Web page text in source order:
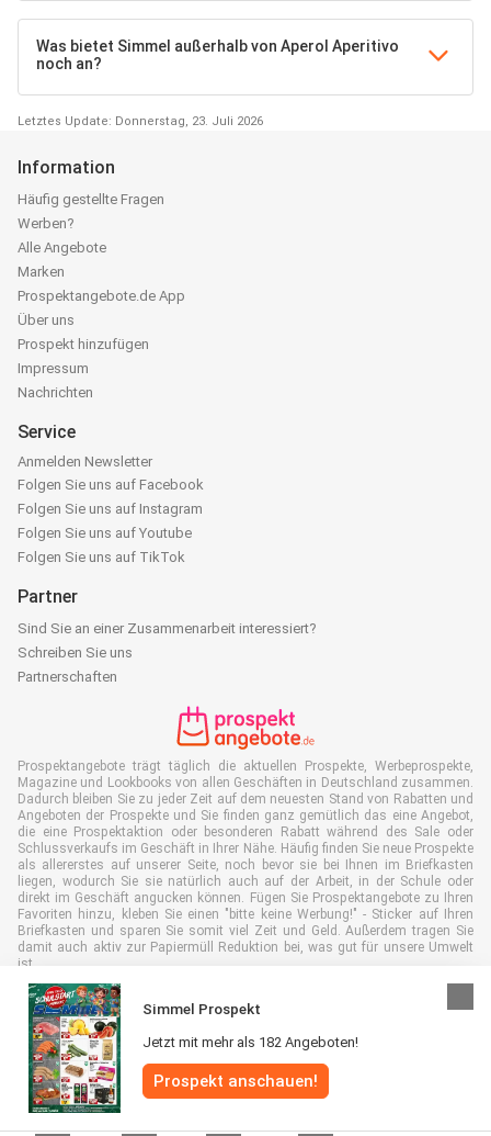
Was bietet Simmel außerhalb von Aperol Aperitivo
noch an?
Letztes Update: Donnerstag, 23. Juli 2026
Simmel Prospekt
Jetzt mit mehr als 182 Angeboten!
Prospekt anschauen!
Information
Häufig gestellte Fragen
Werben?
Alle Angebote
Marken
Prospektangebote.de App
Über uns
Prospekt hinzufügen
Impressum
Nachrichten
Service
Anmelden Newsletter
Folgen Sie uns auf Facebook
Folgen Sie uns auf Instagram
Folgen Sie uns auf Youtube
Folgen Sie uns auf TikTok
Partner
Sind Sie an einer Zusammenarbeit interessiert?
Schreiben Sie uns
Partnerschaften
Prospektangebote trägt täglich die aktuellen Prospekte, Werbeprospekte,
Magazine und Lookbooks von allen Geschäften in Deutschland zusammen.
Dadurch bleiben Sie zu jeder Zeit auf dem neuesten Stand von Rabatten und
Angeboten der Prospekte und Sie finden ganz gemütlich das eine Angebot,
die eine Prospektaktion oder besonderen Rabatt während des Sale oder
Schlussverkaufs im Geschäft in Ihrer Nähe. Häufig finden Sie neue Prospekte
als allererstes auf unserer Seite, noch bevor sie bei Ihnen im Briefkasten
liegen, wodurch Sie sie natürlich auch auf der Arbeit, in der Schule oder
direkt im Geschäft angucken können. Fügen Sie Prospektangebote zu Ihren
Favoriten hinzu, kleben Sie einen "bitte keine Werbung!" - Sticker auf Ihren
Briefkasten und sparen Sie somit viel Zeit und Geld. Außerdem tragen Sie
damit auch aktiv zur Papiermüll Reduktion bei, was gut für unsere Umwelt
ist.
Alle Rechte vorbehalten © Prospektangebote.de 2026 |
|Allgemeine Geschäftsbedingungen Datenschutzerklärung